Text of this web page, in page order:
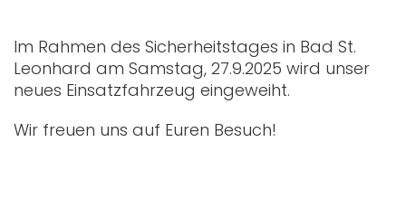
Im Rahmen des Sicherheitstages in Bad St.
Leonhard am Samstag, 27.9.2025 wird unser
neues Einsatzfahrzeug eingeweiht.
Wir freuen uns auf Euren Besuch!